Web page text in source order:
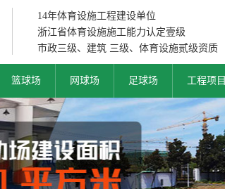
14年体育设施工程建设单位
浙江省体育设施施工能力认定壹级
市政三级、建筑 三级、体育设施贰级资质
篮球场 网球场 足球场 工程项目